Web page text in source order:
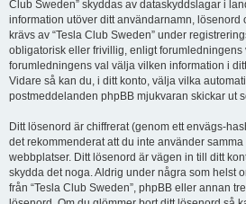
Club Sweden” skyddas av dataskyddslagar i
information utöver ditt användarnamn, lösenord
krävs av “Tesla Club Sweden” under
obligatorisk eller frivillig, enligt forumledningens
forumledningens val välja vilken information i
Vidare så kan du, i ditt konto, välja vilka
postmeddelanden phpBB mjukvaran skickar ut
Ditt lösenord är chiffrerat (genom ett envägs-
det rekommenderat att du inte använder
webbplatser. Ditt lösenord är vägen in till ditt
skydda det noga. Aldrig under några som helst
från “Tesla Club Sweden”, phpBB eller annan